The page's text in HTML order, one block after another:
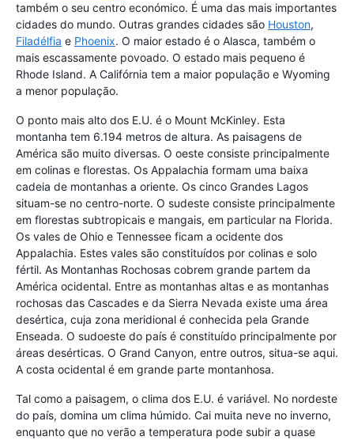
também o seu centro económico. É uma das mais importantes
cidades do mundo. Outras grandes cidades são Houston,
Filadélfia e Phoenix. O maior estado é o Alasca, também o
mais escassamente povoado. O estado mais pequeno é
Rhode Island. A Califórnia tem a maior população e Wyoming
a menor população.
O ponto mais alto dos E.U. é o Mount McKinley. Esta
montanha tem 6.194 metros de altura. As paisagens de
América são muito diversas. O oeste consiste principalmente
em colinas e florestas. Os Appalachia formam uma baixa
cadeia de montanhas a oriente. Os cinco Grandes Lagos
situam-se no centro-norte. O sudeste consiste principalmente
em florestas subtropicais e mangais, em particular na Florida.
Os vales de Ohio e Tennessee ficam a ocidente dos
Appalachia. Estes vales são constituídos por colinas e solo
fértil. As Montanhas Rochosas cobrem grande partem da
América ocidental. Entre as montanhas altas e as montanhas
rochosas das Cascades e da Sierra Nevada existe uma área
desértica, cuja zona meridional é conhecida pela Grande
Enseada. O sudoeste do país é constituído principalmente por
áreas desérticas. O Grand Canyon, entre outros, situa-se aqui.
A costa ocidental é em grande parte montanhosa.
Tal como a paisagem, o clima dos E.U. é variável. No nordeste
do país, domina um clima húmido. Cai muita neve no inverno,
enquanto que no verão a temperatura pode subir a quase